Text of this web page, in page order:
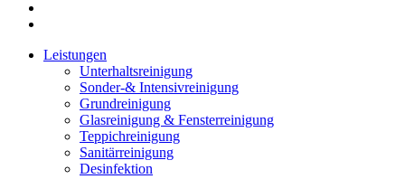
Leistungen
Unterhaltsreinigung
Sonder-& Intensivreinigung
Grundreinigung
Glasreinigung & Fensterreinigung
Teppichreinigung
Sanitärreinigung
Desinfektion